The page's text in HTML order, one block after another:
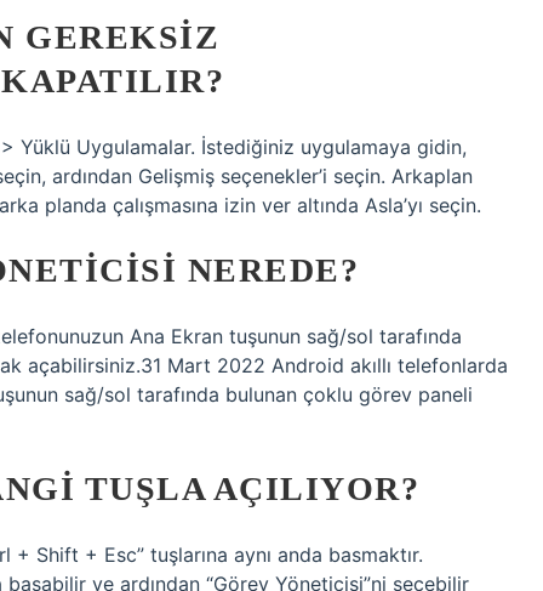
GEREKSIZ
Yüklü Uygulamalar. İstediğiniz uygulamaya gidin,
ardından Gelişmiş seçenekler’i seçin. Arkaplan
planda çalışmasına izin ver altında Asla’yı seçin.
NEREDE?
Ana Ekran tuşunun sağ/sol tarafında
açabilirsiniz.31 Mart 2022 Android akıllı telefonlarda
sağ/sol tarafında bulunan çoklu görev paneli
TUŞLA AÇILIYOR?
Shift + Esc” tuşlarına aynı anda basmaktır.
ve ardından “Görev Yöneticisi”ni seçebilir